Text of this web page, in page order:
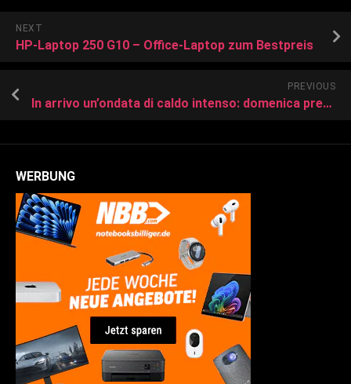
NEXT
HP-Laptop 250 G10 – Office-Laptop zum Bestpreis
PREVIOUS
In arrivo un’ondata di caldo intenso: domenica previsti 38°
WERBUNG